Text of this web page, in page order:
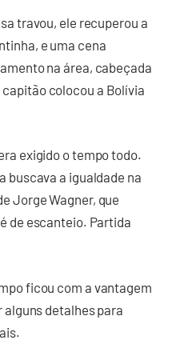
travou, ele recuperou a
e uma cena
na área, cabeçada
capitão colocou a Bolívia
exigido o tempo todo.
buscava a igualdade na
Jorge Wagner, que
de escanteio. Partida
ficou com a vantagem
detalhes para